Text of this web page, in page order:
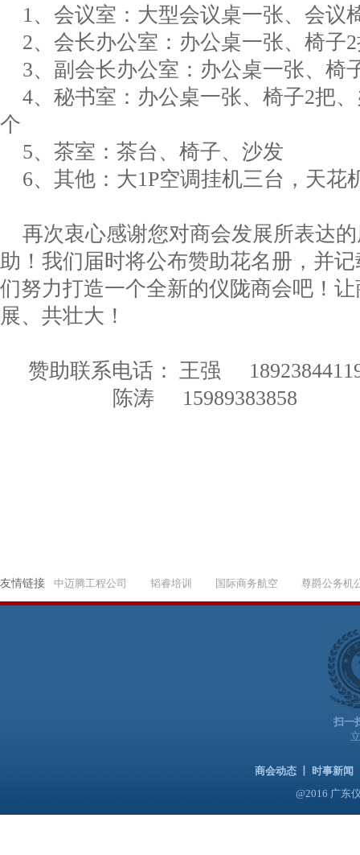
1、会议室：大型会议桌一张、 会议
2、会长办公室：办公桌一张、椅子2
3、副会长办公室：办公桌一张、椅
4、秘书室：办公桌一张、椅子2把
个
5、茶室：茶台、椅子、沙发
6、其他：大1P空调挂机三台，天花
再次衷心感谢您对商会发展所表达
助！我们届时将公布赞助花名册，并
们努力打造一个全新的仪陇商会吧！
展、共壮大！
赞助联系电话： 王强
陈涛 15989383858
友情链接 中迈腾工程公司 韬睿培训 国际商务航空 尊爵公务机
扫一
商会动态 时事新闻
@2016 广东